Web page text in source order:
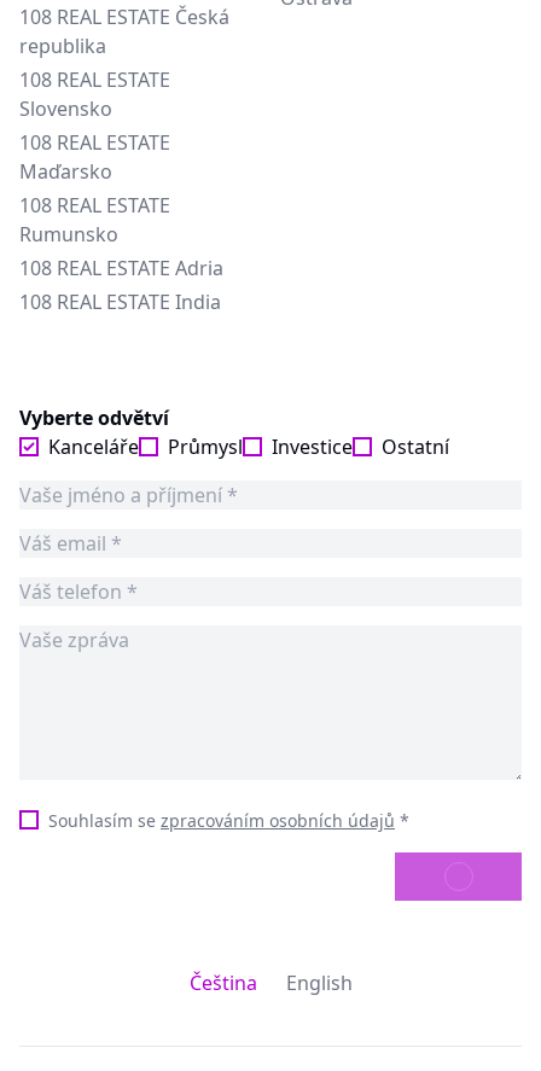
108 REAL ESTATE Česká
republika
108 REAL ESTATE
Slovensko
108 REAL ESTATE
Maďarsko
108 REAL ESTATE
Rumunsko
108 REAL ESTATE Adria
108 REAL ESTATE India
Vyberte odvětví
Kanceláře
Průmysl Investice Ostatní
Souhlasím se zpracováním osobních údajů *
ODESLAT
Čeština English